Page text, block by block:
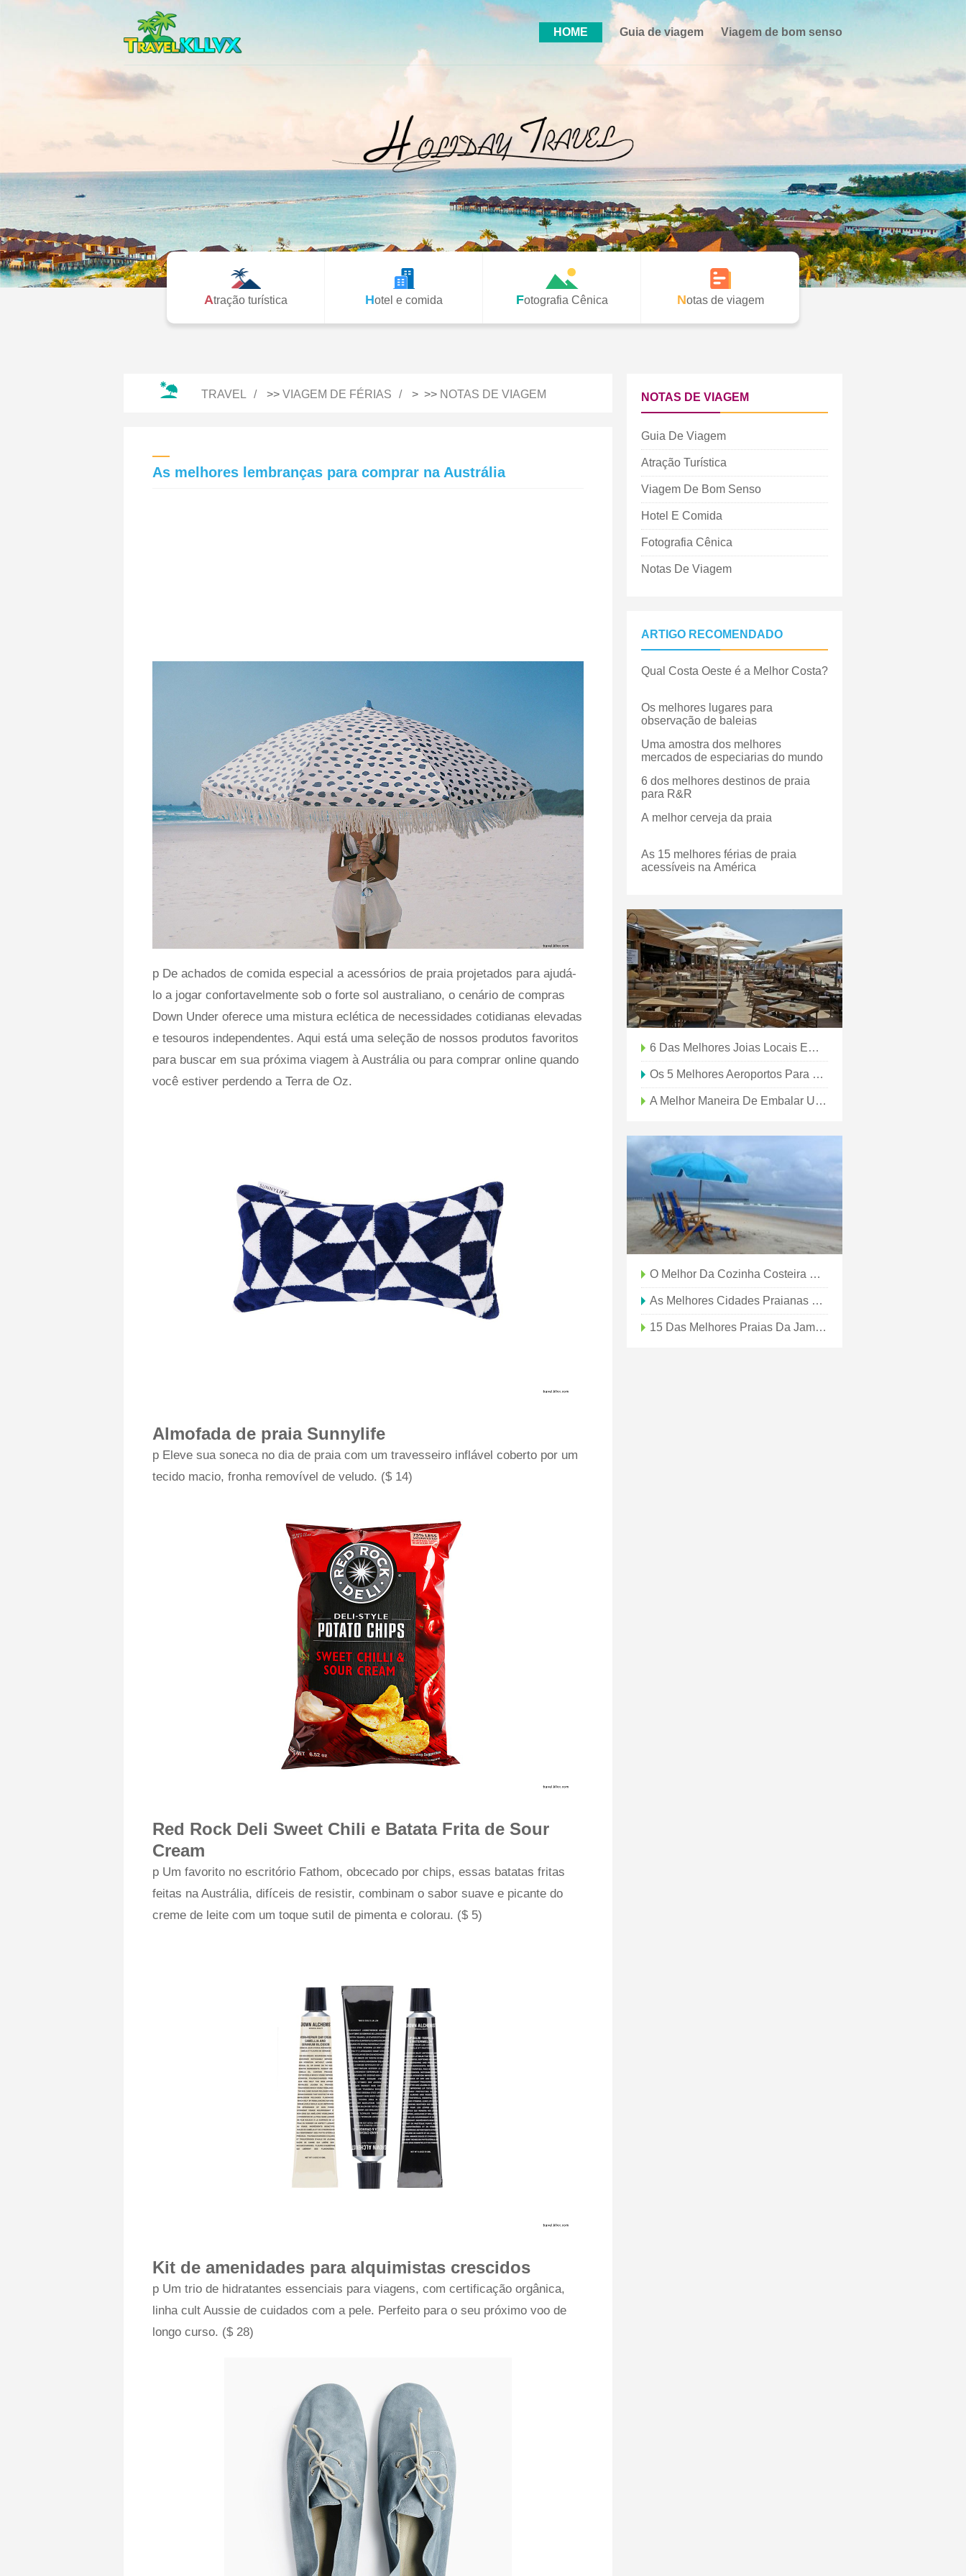
HOME Guia de viagem Viagem de bom senso
Atração turística Hotel e comida Fotografia Cênica Notas de viagem
TRAVEL >> VIAGEM DE FÉRIAS > >> NOTAS DE VIAGEM
As melhores lembranças para comprar na Austrália
p De achados de comida especial a acessórios de praia projetados para ajudá-
lo a jogar confortavelmente sob o forte sol australiano, o cenário de compras
Down Under oferece uma mistura eclética de necessidades cotidianas elevadas
e tesouros independentes. Aqui está uma seleção de nossos produtos favoritos
para buscar em sua próxima viagem à Austrália ou para comprar online quando
você estiver perdendo a Terra de Oz.
Almofada de praia Sunnylife
p Eleve sua soneca no dia de praia com um travesseiro inflável coberto por um
tecido macio, fronha removível de veludo. ($ 14)
Red Rock Deli Sweet Chili e Batata Frita de Sour
Cream
p Um favorito no escritório Fathom, obcecado por chips, essas batatas fritas
feitas na Austrália, difíceis de resistir, combinam o sabor suave e picante do
creme de leite com um toque sutil de pimenta e colorau. ($ 5)
Kit de amenidades para alquimistas crescidos
p Um trio de hidratantes essenciais para viagens, com certificação orgânica,
linha cult Aussie de cuidados com a pele. Perfeito para o seu próximo voo de
longo curso. ($ 28)
NOTAS DE VIAGEM
Guia De Viagem
Atração Turística
Viagem De Bom Senso
Hotel E Comida
Fotografia Cênica
Notas De Viagem
ARTIGO RECOMENDADO
Qual Costa Oeste é a Melhor Costa?
Os melhores lugares para
observação de baleias
Uma amostra dos melhores
mercados de especiarias do mundo
6 dos melhores destinos de praia
para R&R
A melhor cerveja da praia
As 15 melhores férias de praia
acessíveis na América
6 Das Melhores Joias Locais Em Myrtle Beach
Os 5 Melhores Aeroportos Para Comprar Lembranças De Última Hora
A Melhor Maneira De Embalar Uma Sacola De Praia
O Melhor Da Cozinha Costeira Da Carolina:Myrtle Beach
As Melhores Cidades Praianas Do Sul Da Bahia
15 Das Melhores Praias Da Jamaica